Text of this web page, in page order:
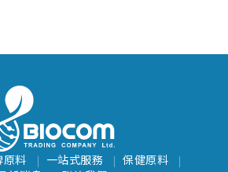
原料 一站式服務
保健原料